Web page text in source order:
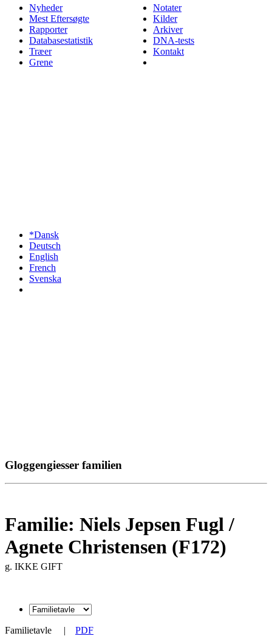
Nyheder
Mest Eftersøgte
Rapporter
Databasestatistik
Træer
Grene
Notater
Kilder
Arkiver
DNA-tests
Kontakt
*Dansk
Deutsch
English
French
Svenska
Gloggengiesser familien
Familie: Niels Jepsen Fugl /
Agnete Christensen (F172)
g. IKKE GIFT
Familietavle | PDF